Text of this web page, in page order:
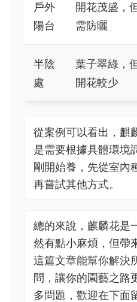
戶外
陽台
開花茂盛，
需防曬
半陰
處
葉子翠綠，
開花較少
從案例可以看出，麒
是需要根據具體環境
剛開始養，先從室內
再嘗試其他方式。
總的來說，麒麟花是
然有點小麻煩，但帶
這篇文章能幫你解決
問，讓你的園藝之路
多問題，歡迎在下面